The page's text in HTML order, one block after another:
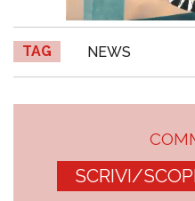
TAG NEWS
SCRIVI/